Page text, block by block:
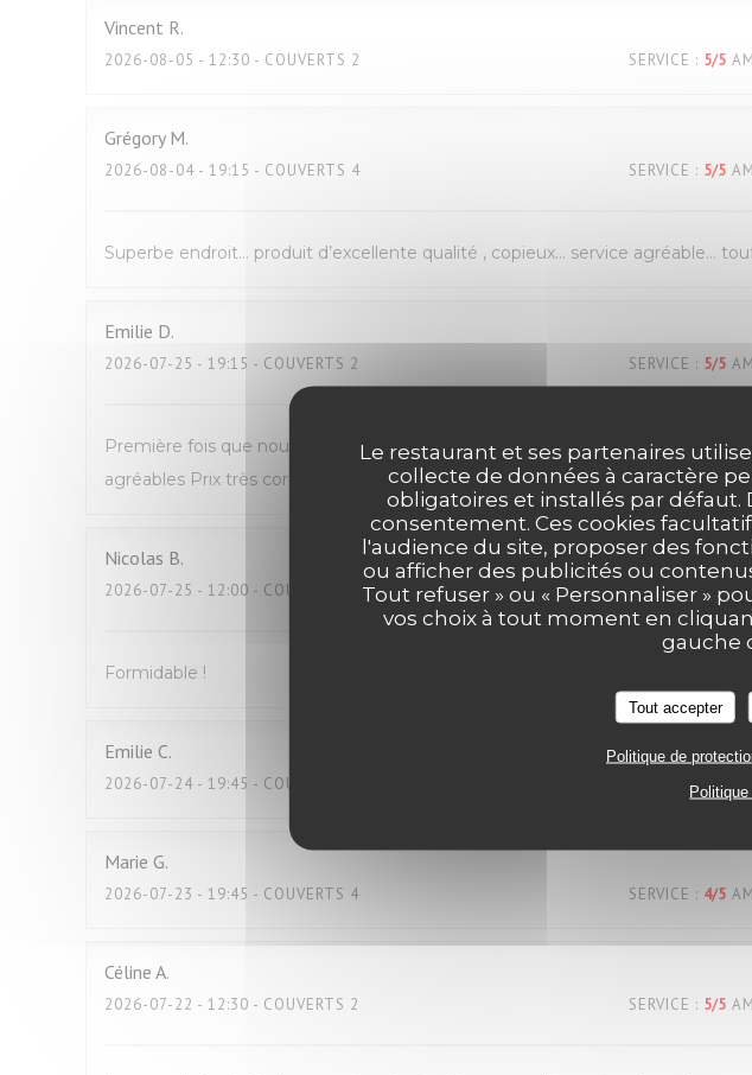
Le restaurant et ses partenaires
collecte de données à caractère
obligatoires et installés par
consentement. Ces cookies
l'audience du site, proposer des
ou afficher des publicités ou
Tout refuser » ou « Personnaliser »
vos choix à tout moment en
gauche
Tout accepter
Politique de
Vincent R
2026-08-05 - 12:30 - COUVERTS 2 SERVICE : 5/5
Grégory M
2026-08-04 - 19:15 - COUVERTS 4 SERVICE : 5/5
Superbe endroit… produit d’excellente qualité , copieux… service agréable…
Emilie D
2026-07-25 - 19:15 - COUVERTS 2 SERVICE : 5/5
Première fois que nous venons manger Avec mon fils Belle découverte très
agréables Prix très correct pour du fait maison Nous reviendrons Mme Dion
Nicolas B
2026-07-25 - 12:00 - COUVERTS 2 SERVICE: 5 /5
Formidable !
Emilie C
2026-07-24 - 19:45 - COUVERTS 2 : 4/5
Marie G
2026-07-23 - 19:45 - COUVERTS 4 SERVICE : 4/5
Céline A
2026-07-22 - 12:30 - COUVERTS 2 SERVICE : 5/5